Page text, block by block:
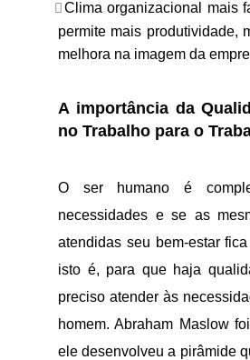
Clima organizacional mais
permite mais produtividade,
melhora na imagem da
A importância da
no Trabalho para o
O ser humano é
necessidades e se as
atendidas seu bem-estar
isto é, para que haja
preciso atender às
homem. Abraham Maslow
ele desenvolveu a pirâmide